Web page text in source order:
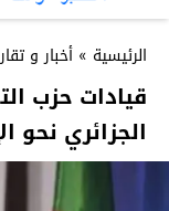
الرئيسية » أخبار و
قيادات حزب
الجزائري نحو